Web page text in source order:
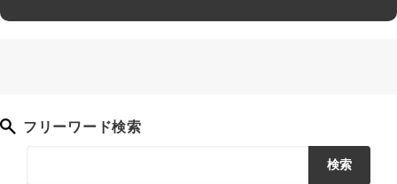
フリーワード検索
検索